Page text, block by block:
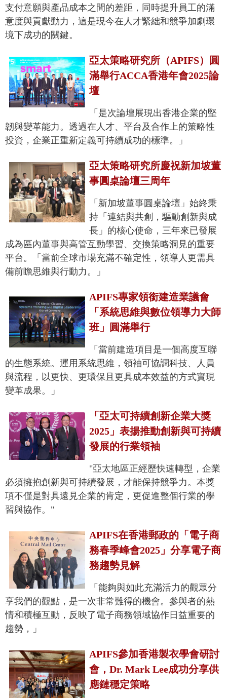
支付意願與產品成本之間的差距，同時提升員工的滿
意度與貢獻動力，這是現今在人才緊絀和競爭加劇環
境下成功的關鍵。
亞太策略研究所（APIFS）圓
滿舉行ACCA香港年會2025論
壇
「是次論壇展現出香港企業的堅
韌與變革能力。透過在人才、平台及合作上的策略性
投資，企業正重新定義可持續成功的標準。」
亞太策略研究所慶祝新加坡董
事圓桌論壇三周年
「新加坡董事圓桌論壇」始終秉
持「連結與共創，驅動創新與成
長」的核心使命，三年來已發展
成為區內董事與高管互動學習、交換策略洞見的重要
平台。「當前全球市場充滿不確定性，領導人更需具
備前瞻思維與行動力。」
APIFS專家領銜建造業議會
「系統思維與數位領導力大師
班」圓滿舉行
「當前建造項目是一個高度互聯
的生態系統。運用系統思維，領袖可協調科技、人員
與流程，以更快、更環保且更具成本效益的方式實現
變革成果。」
「亞太可持續創新企業大獎
2025」表揚推動創新與可持續
發展的行業領袖
"亞太地區正經歷快速轉型，企業
必須擁抱創新與可持續發展，才能保持競爭力。本獎
項不僅是對具遠見企業的肯定，更促進整個行業的學
習與協作。"
APIFS在香港郵政的「電子商
務春季峰會2025」分享電子商
務趨勢見解
「能夠與如此充滿活力的觀眾分
享我們的觀點，是一次非常難得的機會。參與者的熱
情和積極互動，反映了電子商務領域協作日益重要的
趨勢，」
APIFS參加香港製衣學會研討
會，Dr. Mark Lee成功分享供
應鏈穩定策略